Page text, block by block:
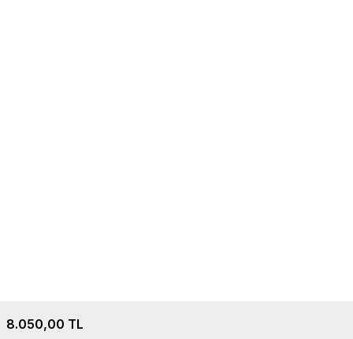
8.050,00 TL